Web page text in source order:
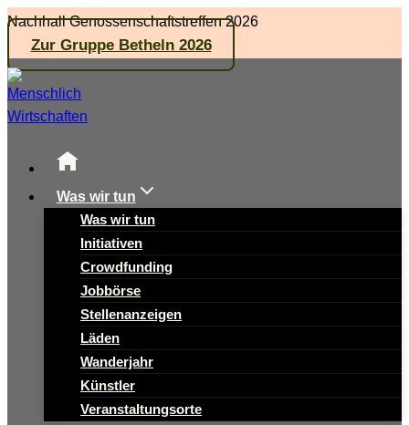
Zum
Inhalt
springen
Nachhall Genossenschaftstreffen 2026
Zur Gruppe Betheln 2026
Was wir tun
Was wir tun
Initiativen
Crowdfunding
Jobbörse
Stellenanzeigen
Läden
Wanderjahr
Künstler
Veranstaltungsorte